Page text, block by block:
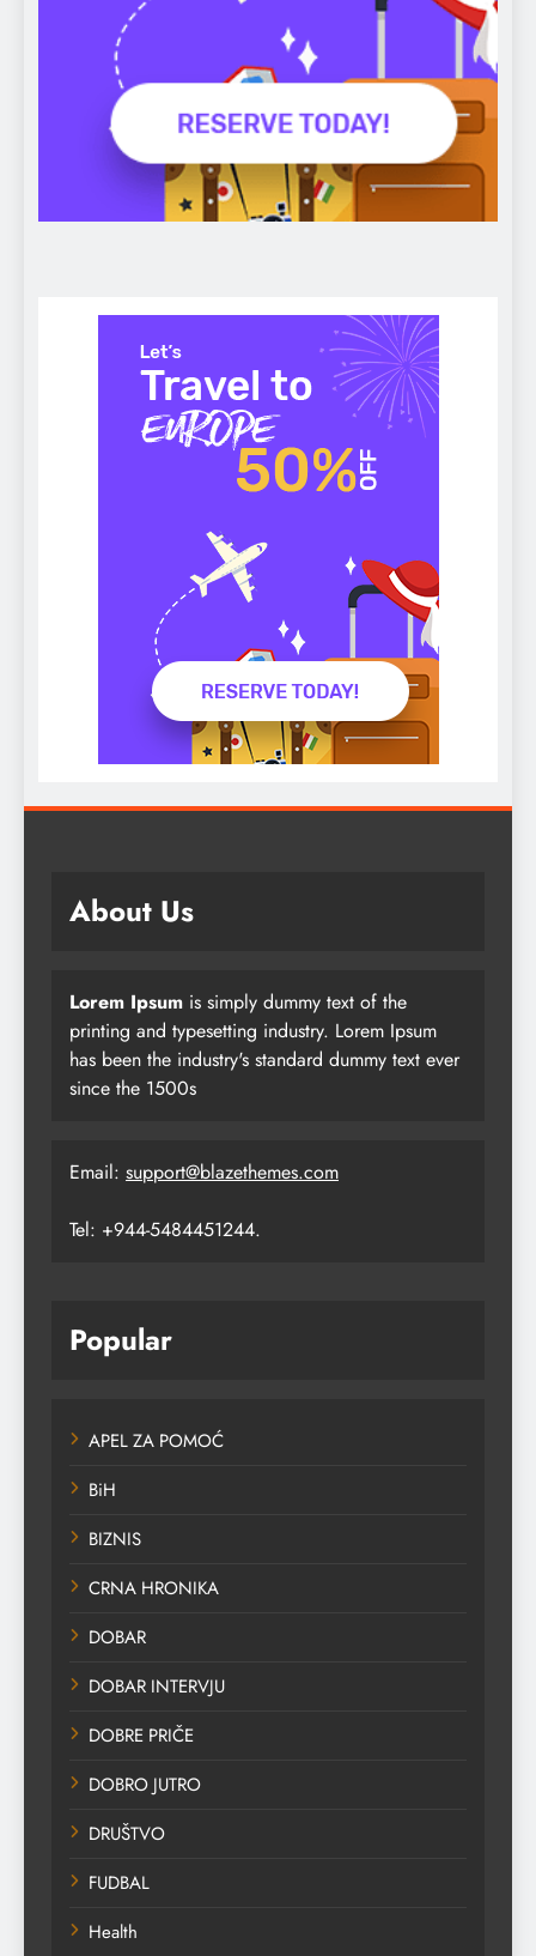
About Us
Lorem Ipsum is simply dummy text of the
printing and typesetting industry. Lorem Ipsum
has been the industry's standard dummy text ever
since the 1500s
Email: support@blazethemes.com
Tel: +944-5484451244.
Popular
APEL ZA POMOĆ
BiH
BIZNIS
CRNA HRONIKA
DOBAR
DOBAR INTERVJU
DOBRE PRIČE
DOBRO JUTRO
DRUŠTVO
FUDBAL
Health